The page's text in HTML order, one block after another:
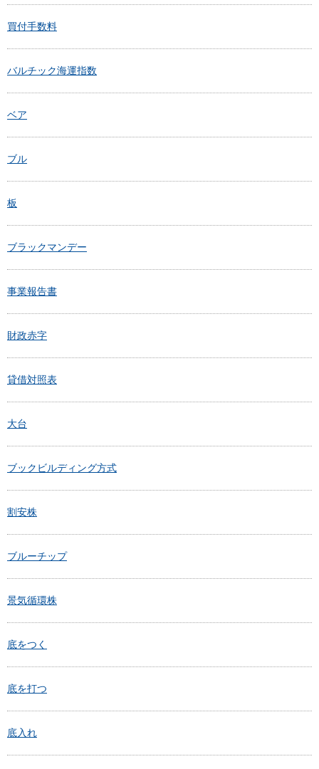
買付手数料
バルチック海運指数
ベア
ブル
板
ブラックマンデー
事業報告書
財政赤字
貸借対照表
大台
ブックビルディング方式
割安株
ブルーチップ
景気循環株
底をつく
底を打つ
底入れ